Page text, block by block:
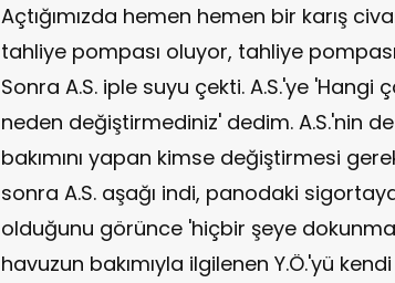
Açtığımızda hemen hemen bir karış
tahliye pompası oluyor, tahliye
Sonra A.S. iple suyu çekti. A.S.'ye 'Hangi
neden değiştirmediniz' dedim. A.S.'nin
bakımını yapan kimse değiştirmesi
sonra A.S. aşağı indi, panodaki
olduğunu görünce 'hiçbir şeye dokunma'
havuzun bakımıyla ilgilenen Y.Ö.'yü